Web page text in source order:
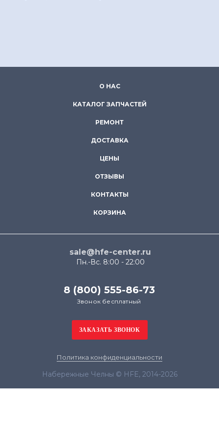
О НАС
КАТАЛОГ ЗАПЧАСТЕЙ
РЕМОНТ
ДОСТАВКА
ЦЕНЫ
ОТЗЫВЫ
КОНТАКТЫ
КОРЗИНА
sale@hfe-center.ru
Пн.-Вс. 8:00 - 22:00
8 (800) 555-86-73
Звонок бесплатный
Политика конфиденциальности
Набережные Челны © HFE, 2014-2026